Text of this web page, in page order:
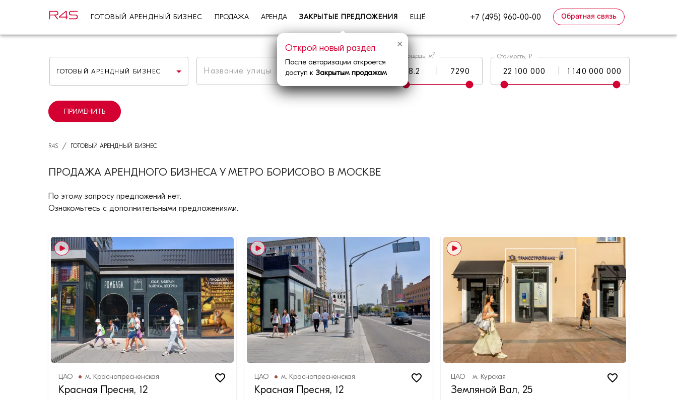
ГОТОВЫЙ АРЕНДНЫЙ БИЗНЕС ПРОДАЖА АРЕНДА ЗАКРЫТЫЕ ПРЕДЛОЖЕНИЯ ЕЩЁ +7 (495) 960-00-00 Обратная связь
ГОТОВЫЙ АРЕНДНЫЙ БИЗНЕС Метро | Округ
Площадь, м2 Стоимость, ₽
ПРИМЕНИТЬ
R4S / ГОТОВЫЙ АРЕНДНЫЙ БИЗНЕС
ПРОДАЖА АРЕНДНОГО БИЗНЕСА У МЕТРО БОРИСОВО В МОСКВЕ
По этому запросу предложений нет.
Ознакомьтесь с дополнительными предложениями.
ЦАО м. Краснопресненская
Красная Пресня, 12
ЦАО м. Краснопресненская
Красная Пресня, 12
ЦАО м. Курская
Земляной Вал, 25
✕
Открой новый раздел
После авторизации откроется
доступ к Закрытым продажам